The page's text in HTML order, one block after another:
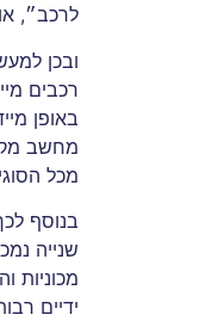
לרכב״,
ובכן
רכבים
באופן
מחשב
מכל
בנוסף
שנייה
מכוניות
ידיים